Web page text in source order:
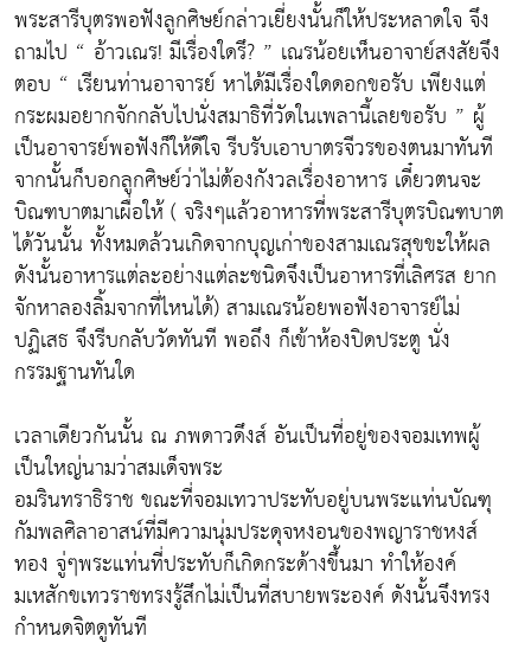
พระสารีบุตรพอฟังลูกศิษย์กล่าวเยี่ยงนั้นก็ให้ประหลาดใจ จึง
ถามไป “ อ้าวเณร! มีเรื่องใดรึ? ” เณรน้อยเห็นอาจาย์สงสัยจึง
ตอบ “ เรียนท่านอาจารย์ หาได้มีเรื่องใดดอกขอรับ เพียงแต่
กระผมอยากจักกลับไปนั่งสมาธิที่วัดในเพลานี้เลยขอรับ ” ผู้
เป็นอาจารย์พอฟังก็ให้ดีใจ รีบรับเอาบาตรจีวรของตนมาทันที
จากนั้นก็บอกลูกศิษย์ว่าไม่ต้องกังวลเรื่องอาหาร เดี๋ยวตนจะ
บิณฑบาตมาเผื่อให้ ( จริงๆแล้วอาหารที่พระสารีบุตรบิณฑบาต
ได้วันนั้น ทั้งหมดล้วนเกิดจากบุญเก่าของสามเณรสุขขะให้ผล
ดังนั้นอาหารแต่ละอย่างแต่ละชนิดจึงเป็นอาหารที่เลิศรส ยาก
จักหาลองลิ้มจากที่ไหนได้) สามเณรน้อยพอฟังอาจารย์ไม่
ปฏิเสธ จึงรีบกลับวัดทันที พอถึง ก็เข้าห้องปิดประตู นั่ง
กรรมฐานทันใด
เวลาเดียวกันนั้น ณ ภพดาวดึงส์ อันเป็นที่อยู่ของจอมเทพผู้
เป็นใหญ่นามว่าสมเด็จพระ
อมรินทราธิราช ขณะที่จอมเทวาประทับอยู่บนพระแท่นบัณฑุ
กัมพลศิลาอาสน์ที่มีความนุ่มประดุจหงอนของพญาราชหงส์
ทอง จู่ๆพระแท่นที่ประทับก็เกิดกระด้างขึ้นมา ทำให้องค์
มเหสักขเทวราชทรงรู้สึกไม่เป็นที่สบายพระองค์ ดังนั้นจึงทรง
กำหนดจิตดูทันที